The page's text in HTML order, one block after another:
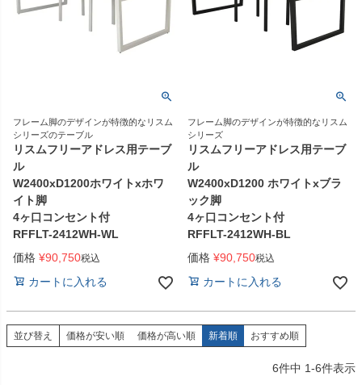
フレーム脚のデザインが特徴的なリスム
シリーズのテーブル
リスムフリーアドレス用テーブ
ル
W2400xD1200ホワイトxホワ
イト脚
4ヶ口コンセント付
RFFLT-2412WH-WL
価格 ¥90,750税込
カートに入れる
フレーム脚のデザインが特徴的なリスム
シリーズ
リスムフリーアドレス用テーブ
ル
W2400xD1200 ホワイトxブラ
ック脚
4ヶ口コンセント付
RFFLT-2412WH-BL
価格 ¥90,750税込
カートに入れる
並び替え 価格が安い順 価格が高い順 新着順 おすすめ順
6件中 1-6件表示